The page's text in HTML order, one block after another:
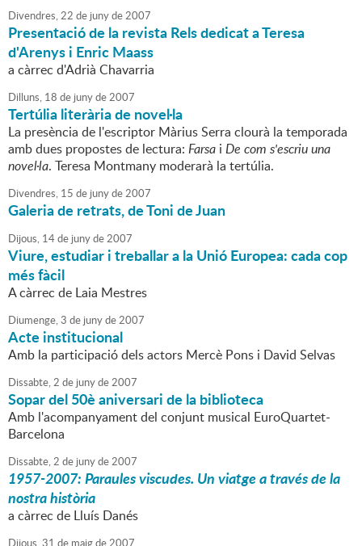
Divendres,22 de junyde2007
Presentació de la revista Rels dedicat a Teresa
d'Arenys i Enric Maass
a càrrec d'Adrià Chavarria
Dilluns, 18 de junyde2007
Tertúlia literària de novel·la
La presència de l'escriptor Màrius Serra clourà la temporada
amb dues propostes de lectura: Farsa i De com s'escriu una
novel·la. Teresa Montmany moderarà la tertúlia.
Divendres, 15 de junyde2007
Galeria de retrats, de Toni de Juan
Dijous, 14de junyde2007
Viure, estudiar i treballar a la Unió Europea: cada cop
més fàcil
A càrrec de Laia Mestres
Diumenge,3 de junyde2007
Acte institucional
Amb la participació dels actors Mercè Pons i David Selvas
Dissabte,2 de junyde2007
Sopar del 50è aniversari de la biblioteca
Amb l'acompanyament del conjunt musical EuroQuartet-
Barcelona
Dissabte,2 de junyde2007
1957-2007: Paraules viscudes. Un viatge a través de la
nostra història
a càrrec de Lluís Danés
Dijous, 31 de maigde 2007